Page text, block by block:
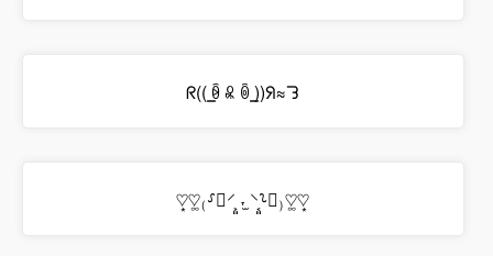
ᖇ(( ͇ꆨ ꉴ ꉺ ͇))ᖆ≈ᘊ
♡͙♡͚₍⸉ॢ⸍͕͈ ˕̫ ⸌͔͈⸊ॢ₎♡͚♡͙